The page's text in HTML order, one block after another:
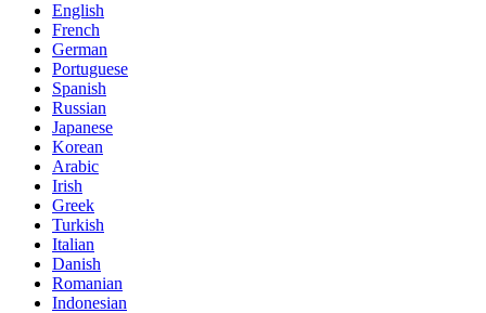
English
French
German
Portuguese
Spanish
Russian
Japanese
Korean
Arabic
Irish
Greek
Turkish
Italian
Danish
Romanian
Indonesian